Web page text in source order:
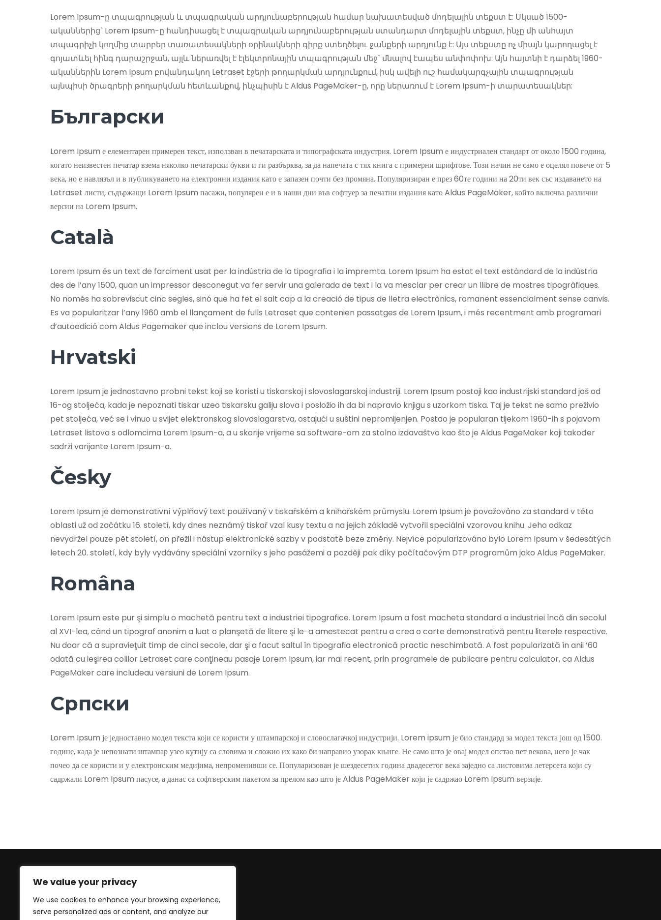
We value your privacy
We use cookies to enhance your browsing experience,
serve personalized ads or content, and analyze our
Lorem Ipsum-ը տպագրության և տպագրական արդյունաբերության համար նախատեսված մոդելային տեքստ է: Սկսած 1500-
ականներից` Lorem Ipsum-ը հանդիսացել է տպագրական արդյունաբերության ստանդարտ մոդելային տեքստ, ինչը մի անհայտ
տպագրիչի կողմից տարբեր տառատեսակների օրինակների գիրք ստեղծելու ջանքերի արդյունք է: Այս տեքստը ոչ միայն կարողացել է
գոյատևել հինգ դարաշրջան, այլև ներառվել է էլեկտրոնային տպագրության մեջ` մնալով էապես անփոփոխ: Այն հայտնի է դարձել 1960-
ականներին Lorem Ipsum բովանդակող Letraset էջերի թողարկման արդյունքում, իսկ ավելի ուշ համակարգչային տպագրության
այնպիսի ծրագրերի թողարկման հետևանքով, ինչպիսին է Aldus PageMaker-ը, որը ներառում է Lorem Ipsum-ի տարատեսակներ:
Български
Lorem Ipsum е елементарен примерен текст, използван в печатарската и типографската индустрия. Lorem Ipsum е индустриален стандарт от около 1500 година,
когато неизвестен печатар взема няколко печатарски букви и ги разбърква, за да напечата с тях книга с примерни шрифтове. Този начин не само е оцелял повече от 5
века, но е навлязъл и в публикуването на електронни издания като е запазен почти без промяна. Популяризиран е през 60те години на 20ти век със издаването на
Letraset листи, съдържащи Lorem Ipsum пасажи, популярен е и в наши дни във софтуер за печатни издания като Aldus PageMaker, който включва различни
версии на Lorem Ipsum.
Català
Lorem Ipsum és un text de farciment usat per la indústria de la tipografia i la impremta. Lorem Ipsum ha estat el text estàndard de la indústria
des de l’any 1500, quan un impressor desconegut va fer servir una galerada de text i la va mesclar per crear un llibre de mostres tipogràfiques.
No només ha sobreviscut cinc segles, sinó que ha fet el salt cap a la creació de tipus de lletra electrònics, romanent essencialment sense canvis.
Es va popularitzar l’any 1960 amb el llançament de fulls Letraset que contenien passatges de Lorem Ipsum, i més recentment amb programari
d’autoedició com Aldus Pagemaker que inclou versions de Lorem Ipsum.
Hrvatski
Lorem Ipsum je jednostavno probni tekst koji se koristi u tiskarskoj i slovoslagarskoj industriji. Lorem Ipsum postoji kao industrijski standard još od
16-og stoljeća, kada je nepoznati tiskar uzeo tiskarsku galiju slova i posložio ih da bi napravio knjigu s uzorkom tiska. Taj je tekst ne samo preživio
pet stoljeća, već se i vinuo u svijet elektronskog slovoslagarstva, ostajući u suštini nepromijenjen. Postao je popularan tijekom 1960-ih s pojavom
Letraset listova s odlomcima Lorem Ipsum-a, a u skorije vrijeme sa software-om za stolno izdavaštvo kao što je Aldus PageMaker koji također
sadrži varijante Lorem Ipsum-a.
Česky
Lorem Ipsum je demonstrativní výplňový text používaný v tiskařském a knihařském průmyslu. Lorem Ipsum je považováno za standard v této
oblasti už od začátku 16. století, kdy dnes neznámý tiskař vzal kusy textu a na jejich základě vytvořil speciální vzorovou knihu. Jeho odkaz
nevydržel pouze pět století, on přežil i nástup elektronické sazby v podstatě beze změny. Nejvíce popularizováno bylo Lorem Ipsum v šedesátých
letech 20. století, kdy byly vydávány speciální vzorníky s jeho pasážemi a později pak díky počítačovým DTP programům jako Aldus PageMaker.
Româna
Lorem Ipsum este pur şi simplu o machetă pentru text a industriei tipografice. Lorem Ipsum a fost macheta standard a industriei încă din secolul
al XVI-lea, când un tipograf anonim a luat o planşetă de litere şi le-a amestecat pentru a crea o carte demonstrativă pentru literele respective.
Nu doar că a supravieţuit timp de cinci secole, dar şi a facut saltul în tipografia electronică practic neschimbată. A fost popularizată în anii ’60
odată cu ieşirea colilor Letraset care conţineau pasaje Lorem Ipsum, iar mai recent, prin programele de publicare pentru calculator, ca Aldus
PageMaker care includeau versiuni de Lorem Ipsum.
Српски
Lorem Ipsum је једноставно модел текста који се користи у штампарској и словослагачкој индустрији. Lorem ipsum је био стандард за модел текста још од 1500.
године, када је непознати штампар узео кутију са словима и сложио их како би направио узорак књиге. Не само што је овај модел опстао пет векова, него је чак
почео да се користи и у електронским медијима, непроменивши се. Популаризован је шездесетих година двадесетог века заједно са листовима летерсета који су
садржали Lorem Ipsum пасусе, а данас са софтверским пакетом за прелом као што је Aldus PageMaker који је садржао Lorem Ipsum верзије.
+447830452947 (WhatsApp
number) +33619605426 (EU)